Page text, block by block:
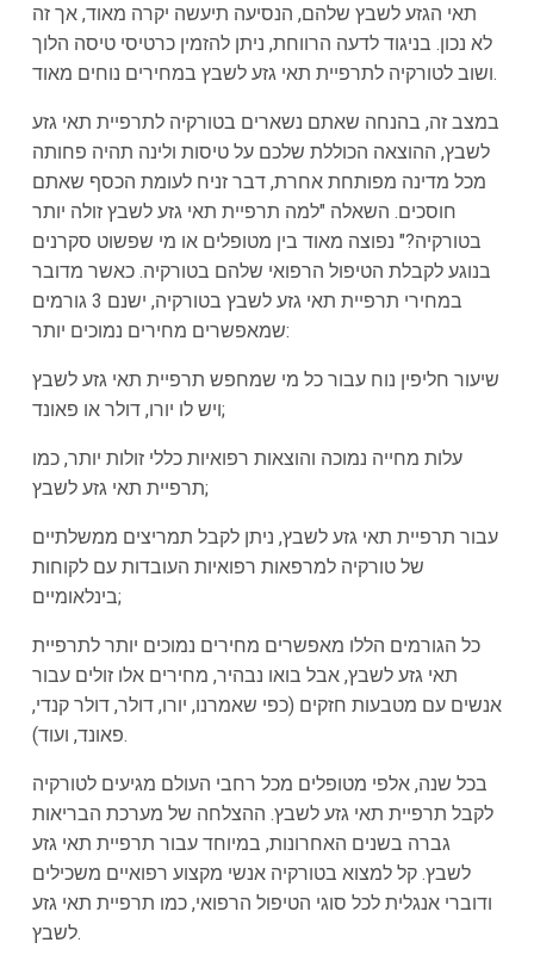
תאי הגזע לשבץ שלהם, הנסיעה תיעשה יקרה מאוד, אך זה
לא נכון. בניגוד לדעה הרווחת, ניתן להזמין כרטיסי טיסה הלוך
ושוב לטורקיה לתרפיית תאי גזע לשבץ במחירים נוחים מאוד.
במצב זה, בהנחה שאתם נשארים בטורקיה לתרפיית תאי גזע
לשבץ, ההוצאה הכוללת שלכם על טיסות ולינה תהיה פחותה
מכל מדינה מפותחת אחרת, דבר זניח לעומת הכסף שאתם
חוסכים. השאלה "למה תרפיית תאי גזע לשבץ זולה יותר
בטורקיה?" נפוצה מאוד בין מטופלים או מי שפשוט סקרנים
בנוגע לקבלת הטיפול הרפואי שלהם בטורקיה. כאשר מדובר
במחירי תרפיית תאי גזע לשבץ בטורקיה, ישנם 3 גורמים
שמאפשרים מחירים נמוכים יותר:
שיעור חליפין נוח עבור כל מי שמחפש תרפיית תאי גזע לשבץ
ויש לו יורו, דולר או פאונד;
עלות מחייה נמוכה והוצאות רפואיות כללי זולות יותר, כמו
תרפיית תאי גזע לשבץ;
עבור תרפיית תאי גזע לשבץ, ניתן לקבל תמריצים ממשלתיים
של טורקיה למרפאות רפואיות העובדות עם לקוחות
בינלאומיים;
כל הגורמים הללו מאפשרים מחירים נמוכים יותר לתרפיית
תאי גזע לשבץ, אבל בואו נבהיר, מחירים אלו זולים עבור
אנשים עם מטבעות חזקים (כפי שאמרנו, יורו, דולר, דולר קנדי,
פאונד, ועוד).
בכל שנה, אלפי מטופלים מכל רחבי העולם מגיעים לטורקיה
לקבל תרפיית תאי גזע לשבץ. ההצלחה של מערכת הבריאות
גברה בשנים האחרונות, במיוחד עבור תרפיית תאי גזע
לשבץ. קל למצוא בטורקיה אנשי מקצוע רפואיים משכילים
ודוברי אנגלית לכל סוגי הטיפול הרפואי, כמו תרפיית תאי גזע
לשבץ.